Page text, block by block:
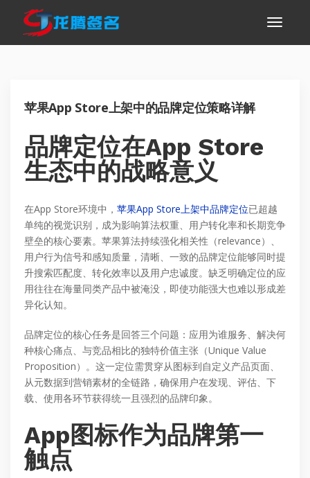
苹果App Store上架中的品牌定位策略详解
品牌定位在App Store
生态中的战略意义
在App Store环境中， 苹果App Store上架中品牌定位已超越
单纯的视觉识别，成为影响算法权重、用户转化率和长期竞争
壁垒的核心要素。苹果算法持续强化相关性（relevance）、
用户行为信号和感知质量，清晰、一致的品牌定位能够同时提
升搜索匹配度、转化效率以及用户忠诚度。缺乏明确定位的应
用往往在海量同类产品中被淹没，即使功能强大也难以形成差
异化认知。
品牌定位的核心任务是回答三个问题：应用为谁服务、解决何
种核心痛点、与竞品相比的独特价值主张（Unique Value
Proposition）。这一定位需贯穿从图标到自定义产品页面、
从元数据到营销素材的全链路，确保用户在发现、评估、下
载、使用各环节获得统一且强烈的品牌印象。
App图标作为品牌第一
触点